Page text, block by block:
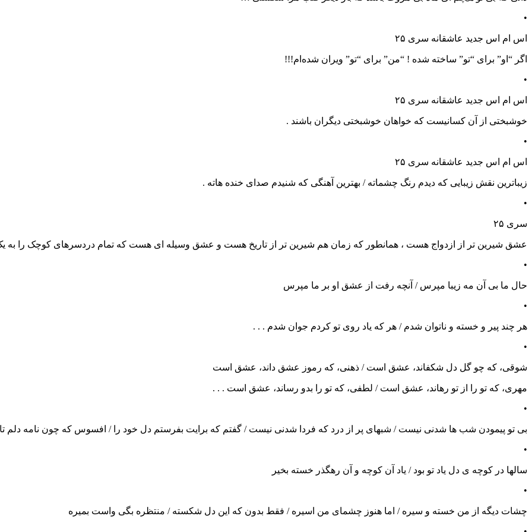
•
اس ام اس جدید عاشقانه سری ۲۵
اگر “او” برای “تو” ساخته شده ! “من” برای “تو” ویران شده‌ام!!!
•
اس ام اس جدید عاشقانه سری ۲۵
خوشبختی از آن کسانیست که خواهان خوشبختی دیگران باشند .
•
اس ام اس جدید عاشقانه سری ۲۵
زیباترین نقش زیبایی که دیدم رنگ چشماته / بهترین آهنگی که شنیدم صدای خنده هاته .
•
سری ۲۵
عشق شیرین تر از ازدواج هست ، همانطور که زمان هم شیرین تر از تاریخ هست و عشق وسیله ای هست که تمام دردسرهای کوچک را به
•
حال ما بی آن مه زیبا مپرس / آنچه رفت از عشق او بر ما مپرس
•
هر چند پیر و خسته و ناتوان شدم / هر که یاد روی تو کردم جوان شدم . . .
•
شوقی، که چو گل دل شکفاند، عشق است / ذهنی، که رموز عشق داند، عشق است
مهری، که تو را از تو رهاند، عشق است / لطفی، که تو را بدو رساند، عشق است . . .
•
بی تو پیمودن شب ها شدنی نیست / شبهای پر از درد که فردا شدنی نیست / گفتم که برایت بفرستم دل خود را / افسوس که چون نامه دلم
•
سالها در کوچه ی دل یاد تو بود / یاد آن کوچه و آن رهگذر خسته بخیر
•
چشات دیگه از من خسته و سیره / اما هنوز چشمای من اسیره / فقط بدون که این دل شکسته / منتظره بگی واست بمیره